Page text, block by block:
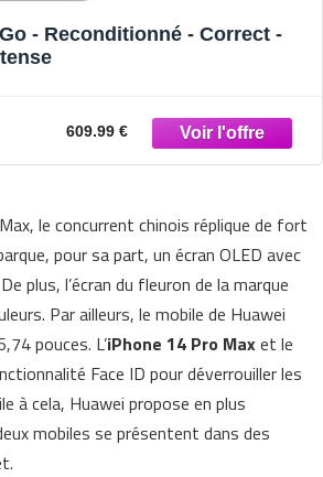
- Reconditionné - Correct -
609.99 €
le concurrent chinois réplique de fort
pour sa part, un écran OLED avec
plus, l’écran du fleuron de la marque
Par ailleurs, le mobile de Huawei
pouces. L’iPhone 14 Pro Maxet le
Face ID pour déverrouiller les
à cela, Huawei propose en plus
mobiles se présentent dans des